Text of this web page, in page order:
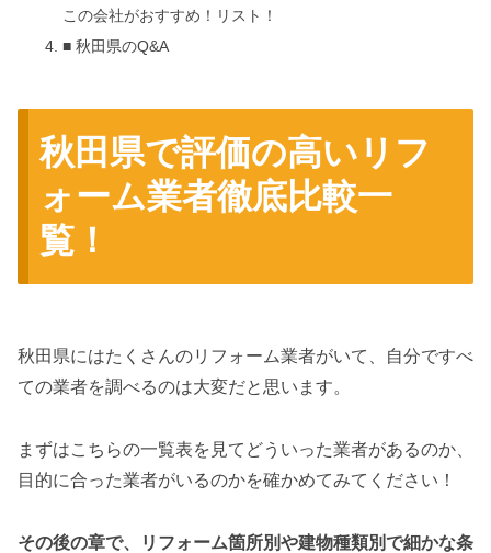
この会社がおすすめ！リスト！
■ 秋田県のQ&A
秋田県で評価の高いリフ
ォーム業者徹底比較一
覧！
秋田県にはたくさんのリフォーム業者がいて、自分ですべ
ての業者を調べるのは大変だと思います。
まずはこちらの一覧表を見てどういった業者があるのか、
目的に合った業者がいるのかを確かめてみてください！
その後の章で、リフォーム箇所別や建物種類別で細かな条